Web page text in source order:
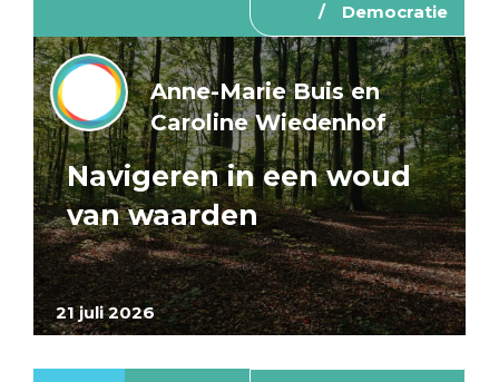
Democratie
21 juli 2026
Anne-Marie Buis en
Caroline Wiedenhof
Navigeren in een woud
van waarden